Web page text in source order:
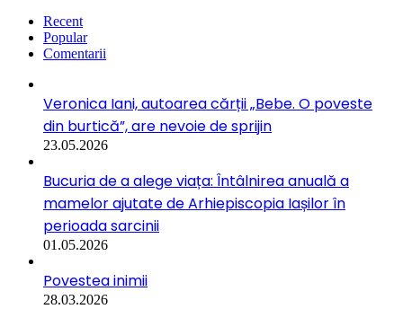
Recent
Popular
Comentarii
Veronica Iani, autoarea cărții „Bebe. O poveste
din burtică”, are nevoie de sprijin
23.05.2026
Bucuria de a alege viața: Întâlnirea anuală a
mamelor ajutate de Arhiepiscopia Iașilor în
perioada sarcinii
01.05.2026
Povestea inimii
28.03.2026